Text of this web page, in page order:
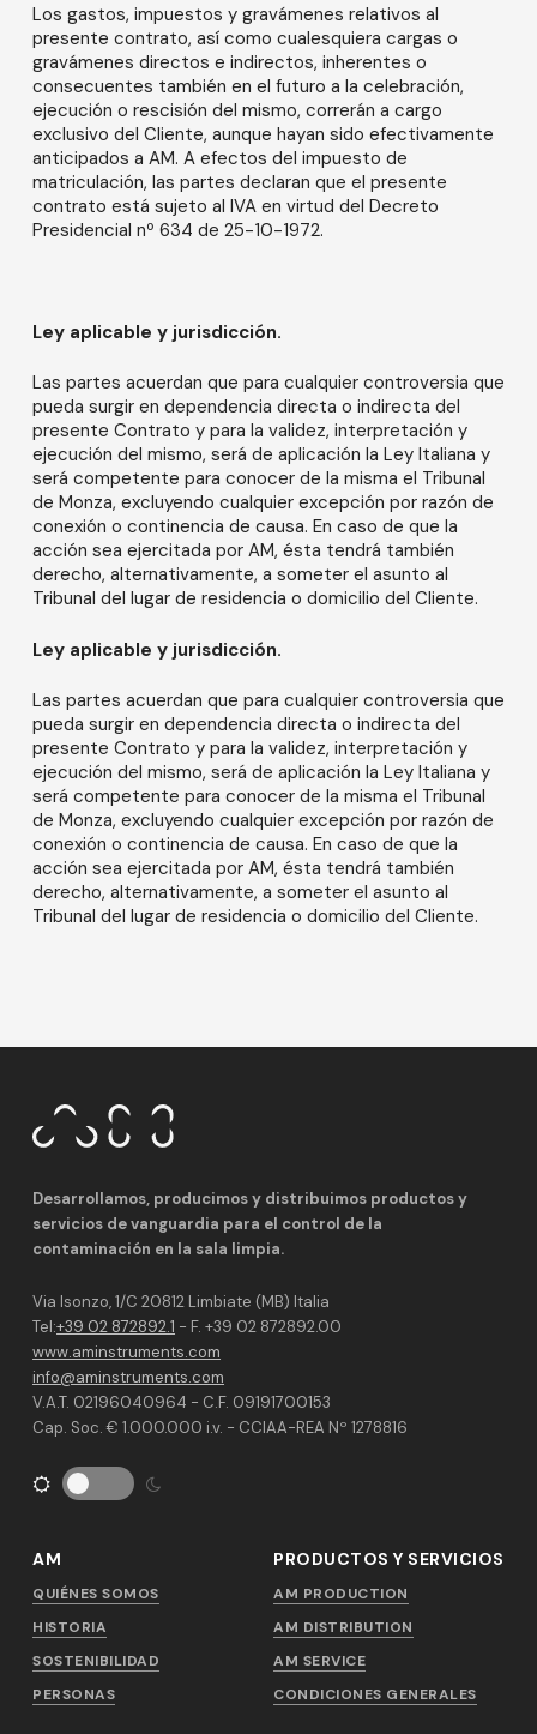
Los gastos, impuestos y gravámenes relativos al
presente contrato, así como cualesquiera cargas o
gravámenes directos e indirectos, inherentes o
consecuentes también en el futuro a la celebración,
ejecución o rescisión del mismo, correrán a cargo
exclusivo del Cliente, aunque hayan sido efectivamente
anticipados a AM. A efectos del impuesto de
matriculación, las partes declaran que el presente
contrato está sujeto al IVA en virtud del Decreto
Presidencial nº 634 de 25-10-1972.
Ley aplicable y jurisdicción.
Las partes acuerdan que para cualquier controversia que
pueda surgir en dependencia directa o indirecta del
presente Contrato y para la validez, interpretación y
ejecución del mismo, será de aplicación la Ley Italiana y
será competente para conocer de la misma el Tribunal
de Monza, excluyendo cualquier excepción por razón de
conexión o continencia de causa. En caso de que la
acción sea ejercitada por AM, ésta tendrá también
derecho, alternativamente, a someter el asunto al
Tribunal del lugar de residencia o domicilio del Cliente.
Ley aplicable y jurisdicción.
Las partes acuerdan que para cualquier controversia que
pueda surgir en dependencia directa o indirecta del
presente Contrato y para la validez, interpretación y
ejecución del mismo, será de aplicación la Ley Italiana y
será competente para conocer de la misma el Tribunal
de Monza, excluyendo cualquier excepción por razón de
conexión o continencia de causa. En caso de que la
acción sea ejercitada por AM, ésta tendrá también
derecho, alternativamente, a someter el asunto al
Tribunal del lugar de residencia o domicilio del Cliente.
Desarrollamos, producimos y distribuimos productos y
servicios de vanguardia para el control de la
contaminación en la sala limpia.
Via Isonzo, 1/C 20812 Limbiate (MB) Italia
Tel:+39 02 872892.1 - F. +39 02 872892.00
www.aminstruments.com
info@aminstruments.com
V.A.T. 02196040964 - C.F. 09191700153
Cap. Soc. € 1.000.000 i.v. - CCIAA-REA Nº 1278816
AM
QUIÉNES SOMOS
HISTORIA
SOSTENIBILIDAD
PERSONAS
PRODUCTOS Y SERVICIOS
AM PRODUCTION
AM DISTRIBUTION
AM SERVICE
CONDICIONES GENERALES